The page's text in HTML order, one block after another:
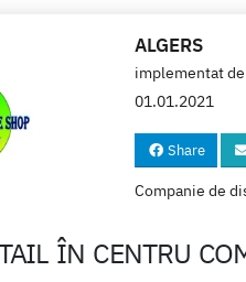
ALGERS
implementat de
01.01.2021
Share
Companie de
ÎN CENTRU